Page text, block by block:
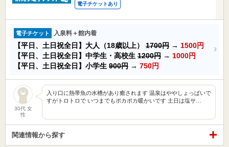
電子チケットあり
電子チケット 入泉料＋館内着
【平日、土日祝全日】大人（18歳以上） 1700円 → 1500円
【平日、土日祝全日】中学生・高校生 1200円 → 1000円
【平日、土日祝全日】小学生 900円 → 750円
30代 女
性
入り口に熱帯魚の水槽があり癒されます 温泉はややしょっぱいで
すがトロトロで いつまでもポカポカ暖かいです 土日は塩サ…
関連情報から探す